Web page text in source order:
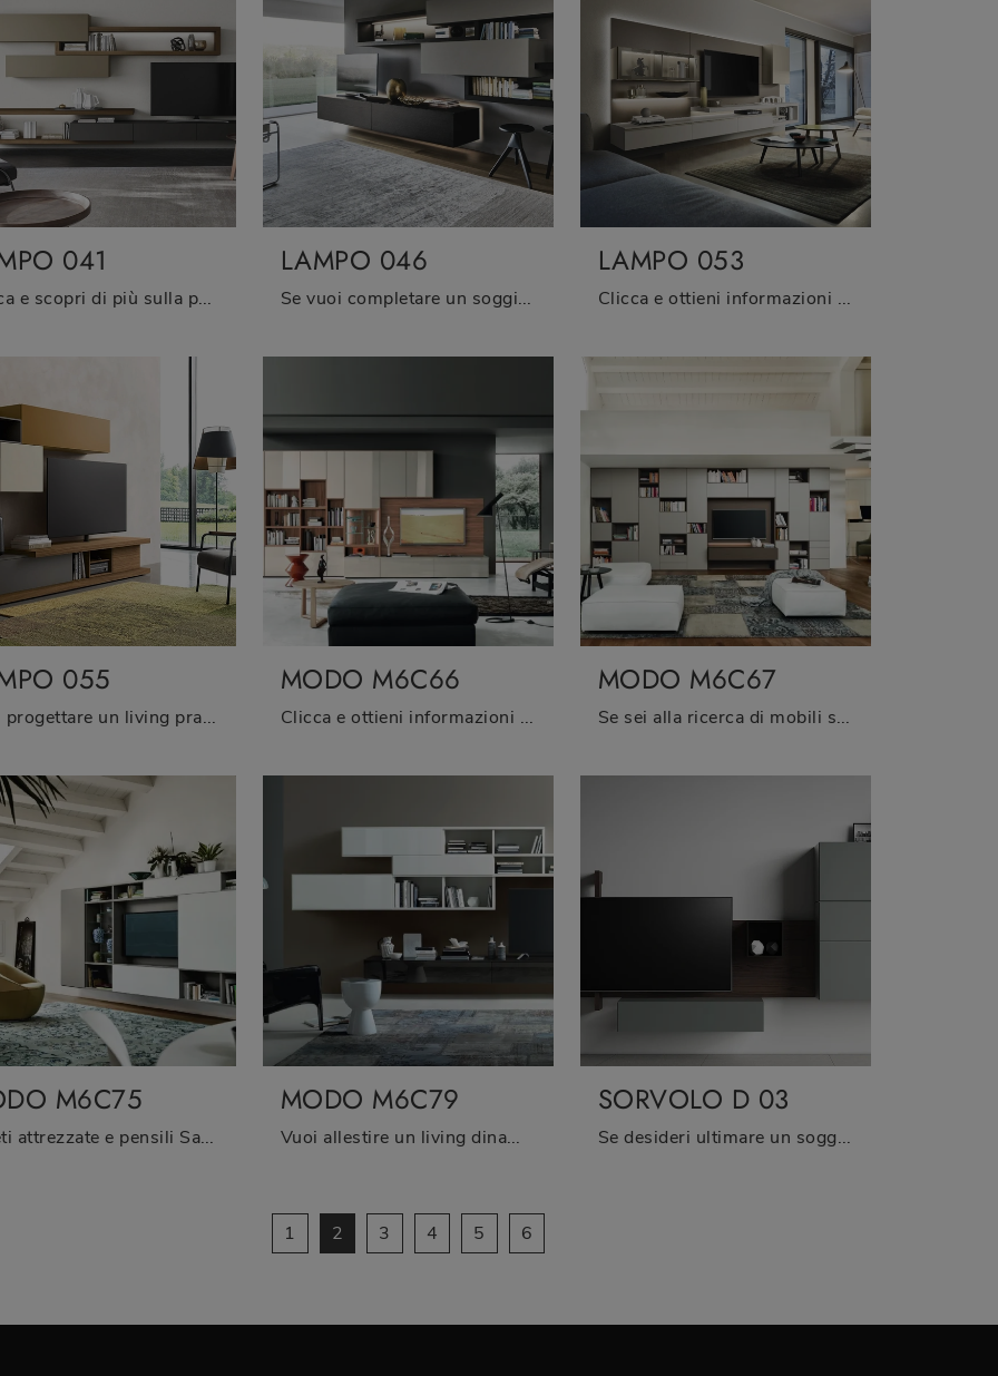
041
Clicca e scopri di più sulla parete attrezzata Lampo 041 della firma Sangiacomo: è la soluzione dalle linee moderne ideale per te.
LAMPO 046
Se vuoi completare un soggiorno dinamico e operativo dalle linee moderne, ti presentiamo la parete attrezzata Lampo 046 Sangiacomo.
LAMPO 053
Clicca e ottieni informazioni sulla parete attrezzata Lampo 053 della firma Sangiacomo: è la soluzione dalle linee moderne perfetta per te.
055
Vuoi progettare un living pratico e operativo? Ti presentiamo la parete attrezzata Lampo 055 Sangiacomo dalle linee decise moderne.
MODO M6C66
Clicca e ottieni informazioni sulla parete attrezzata Modo M6C66 del brand Sangiacomo: è la soluzione dalle linee moderne ideale per te.
MODO M6C67
Se sei alla ricerca di mobili soggiorno e pareti attrezzate moderne, scegli il modello Modo M6C67 di Sangiacomo: clicca e ottieni informazioni!
M6C75
Pareti attrezzate e pensili Sangiacomo: clicca e scopri il modello Modo M6C75 e potrai impreziosire stanze moderne di ogni genere.
MODO M6C79
Vuoi allestire un living dinamico e operativo? Ti presentiamo la parete attrezzata Modo M6C79 Sangiacomo dalle linee decise moderne.
SORVOLO D 03
Se desideri ultimare un soggiorno pratico e dinamico dalle linee moderne, ti presentiamo la parete attrezzata Sorvolo D 03 Fimar.
1 2 3 4 5 6